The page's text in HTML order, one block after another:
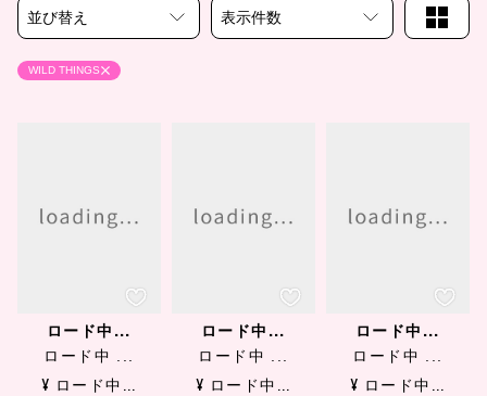
並び替え 表示件数
WILD THINGS
ロード中...
ロード中 ...
¥ ロード中...
ロード中...
ロード中 ...
¥ ロード中...
ロード中...
ロード中 ...
¥ ロード中...